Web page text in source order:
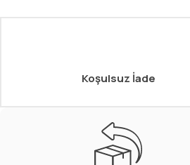
Koşulsuz İade